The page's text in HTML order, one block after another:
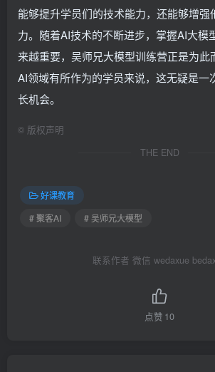
能够提升学员们的技术能力，还能够增强
力。随着AI技术的不断进步，掌握AI大模
来越重要，吴师兄大模型训练营正是为此
AI领域有所作为的学员来说，这无疑是一
长机会。
© 版权声明
THE END
好课教育
# 聚客AI
# 吴师兄大模型
联系作者 微信 wedaxue
点赞 10